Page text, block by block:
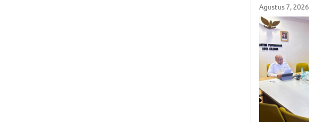
Agustus 7, 2026